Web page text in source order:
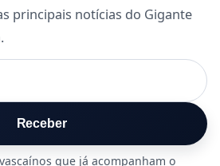
principais notícias do Gigante
Receber